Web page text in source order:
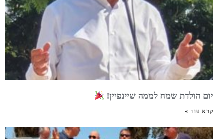
יום הולדת שמח לממה שיינפיין!
קרא עוד »